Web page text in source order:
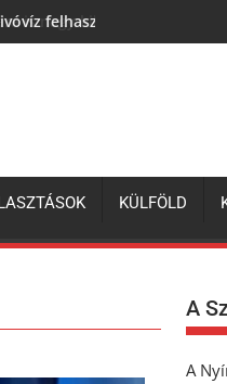
felhasználásával, a város
KÜLFÖLD
A
A